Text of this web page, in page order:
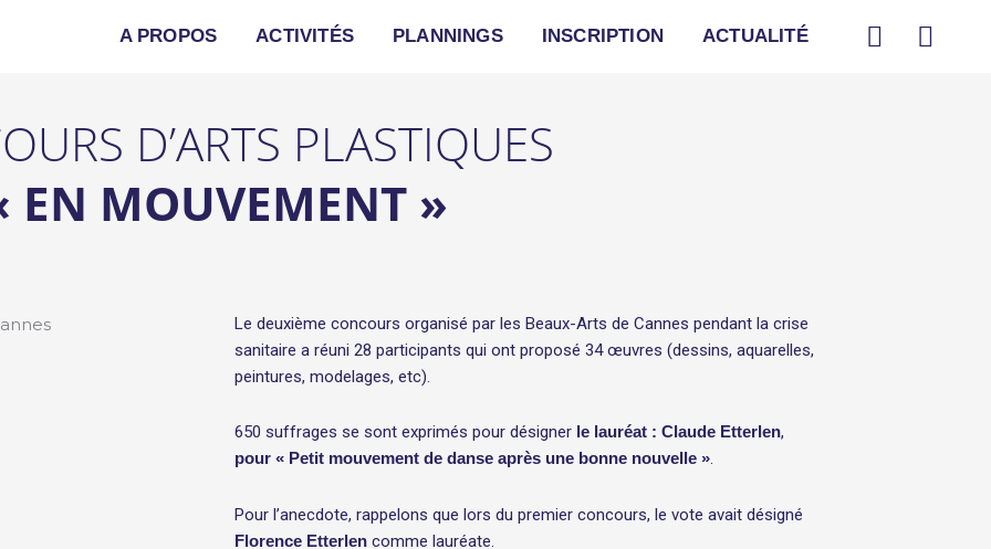
A PROPOS ACTIVITÉS PLANNINGS INSCRIPTION ACTUALITÉ
F
a
I
n
D’ARTS PLASTIQUES
EN MOUVEMENT »
Le deuxième concours organisé par les Beaux-Arts de Cannes pendant la crise
sanitaire a réuni 28 participants qui ont proposé 34 œuvres (dessins, aquarelles,
peintures, modelages, etc).
650 suffrages se sont exprimés pour désigner le lauréat : Claude Etterlen,
pour « Petit mouvement de danse après une bonne nouvelle ».
Pour l’anecdote, rappelons que lors du premier concours, le vote avait désigné
Florence Etterlencomme lauréate.